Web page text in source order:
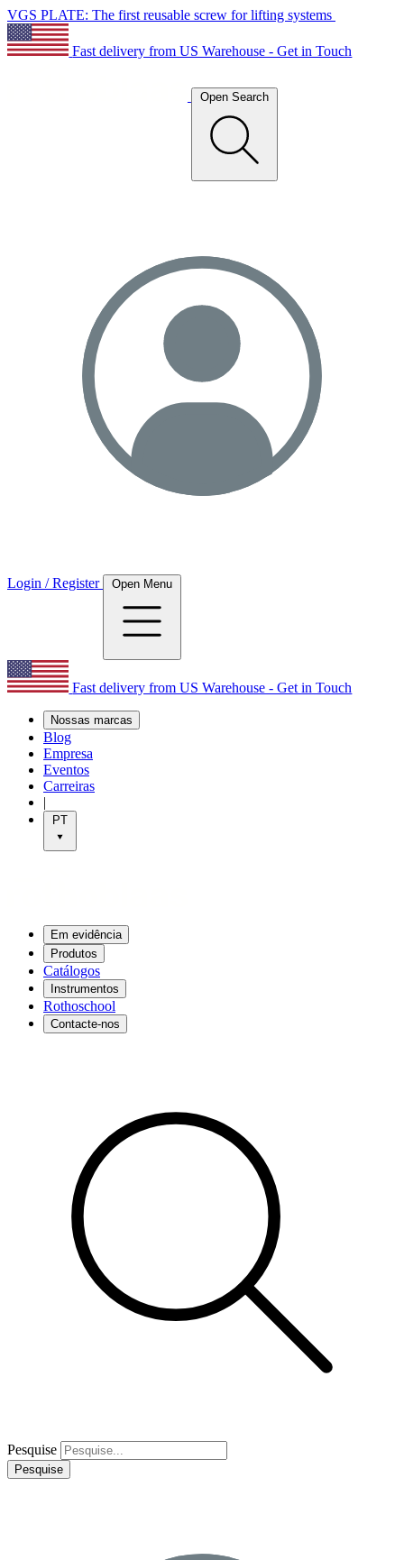
VGS PLATE: The first reusable screw for lifting systems
Fast delivery from US Warehouse - Get in Touch
Open Search
Login / Register Open Menu
Fast delivery from US Warehouse - Get in Touch
Nossas marcas
Blog
Empresa
Eventos
Carreiras
|
PT
Em evidência
Produtos
Catálogos
Instrumentos
Rothoschool
Contacte-nos
Pesquise
Pesquise